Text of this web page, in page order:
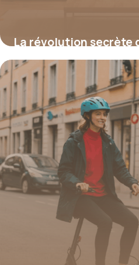
La révolution secrète
comment cette
réduit vos factures
35 % en un clin d’œil
16 juin 2026